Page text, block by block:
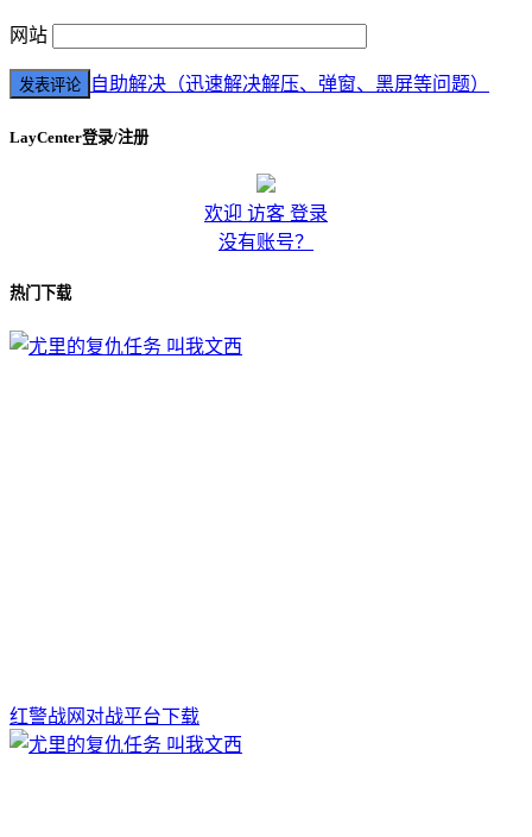
网站
自助解决（迅速解决解压、弹窗、黑屏等问题）
LayCenter登录/注册
欢迎 访客 登录
没有账号？
热门下载
红警战网对战平台下载